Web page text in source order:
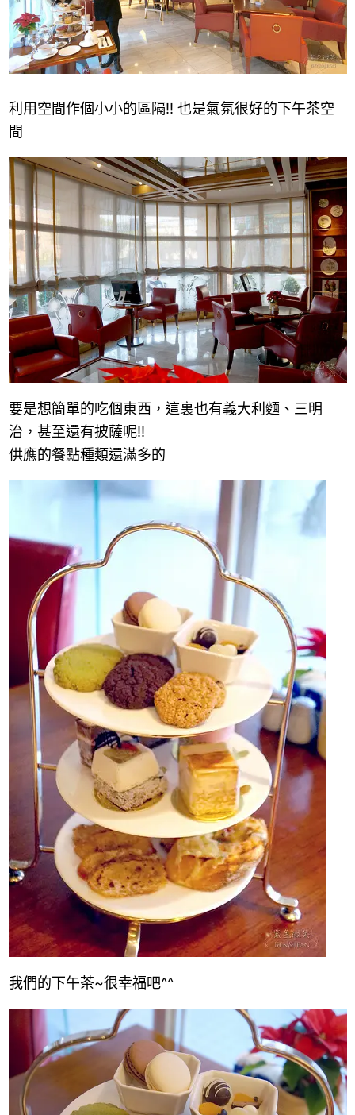
利用空間作個小小的區隔!! 也是氣氛很好的下午茶空
間
要是想簡單的吃個東西，這裏也有義大利麵、三明
治，甚至還有披薩呢!!
供應的餐點種類還滿多的
我們的下午茶~很幸福吧^^